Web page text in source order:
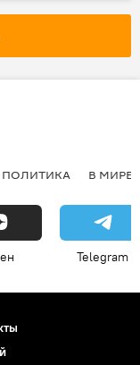
ПОЛИТИКА В МИРЕ
Telegram